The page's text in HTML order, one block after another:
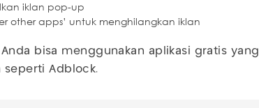
iklan pop-up
other apps’ untuk menghilangkan iklan
bisa menggunakan aplikasi gratis yang
seperti Adblock.